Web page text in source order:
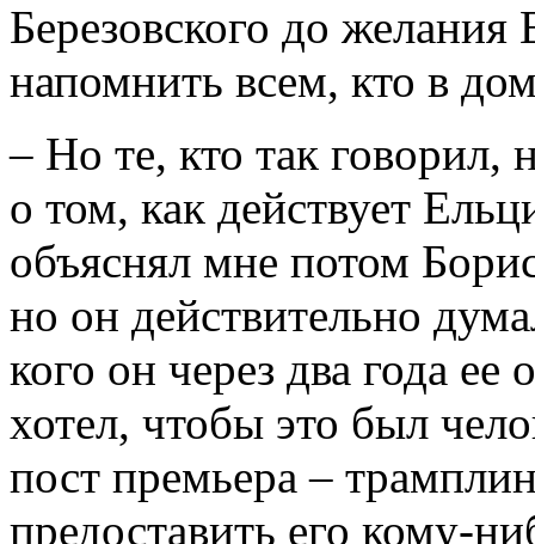
Березовского до
напомнить всем, кто в
– Но те, кто так
о том, как действует
объяснял мне потом
но он действительно
кого он через два года ее
хотел, чтобы это был
пост премьера –
предоставить его кому-